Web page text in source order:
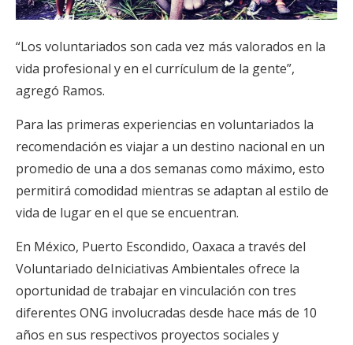
“Los voluntariados son cada vez más valorados en la
vida profesional y en el currículum de la gente”,
agregó Ramos.
Para las primeras experiencias en voluntariados la
recomendación es viajar a un destino nacional en un
promedio de una a dos semanas como máximo, esto
permitirá comodidad mientras se adaptan al estilo de
vida de lugar en el que se encuentran.
En México, Puerto Escondido, Oaxaca a través del
Voluntariado deIniciativas Ambientales ofrece la
oportunidad de trabajar en vinculación con tres
diferentes ONG involucradas desde hace más de 10
años en sus respectivos proyectos sociales y